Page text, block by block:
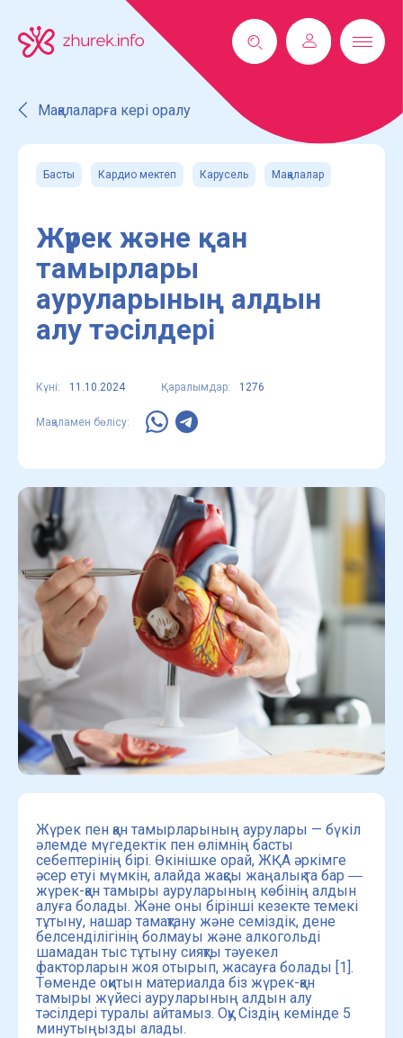
Мақалаларға кері оралу
Басты Кардио мектеп Карусель Мақалалар
Жүрек және қан
тамырлары
ауруларының алдын
алу тәсілдері
Күні: 11.10.2024 Қаралымдар: 1276
Мақаламен бөлісу:
Жүрек пен қан тамырларының аурулары — бүкіл
әлемде мүгедектік пен өлімнің басты
себептерінің бірі. Өкінішке орай, ЖҚА әркімге
әсер етуі мүмкін, алайда жақсы жаңалық та бар ―
жүрек-қан тамыры ауруларының көбінің алдын
алуға болады. Және оны бірінші кезекте темекі
тұтыну, нашар тамақтану және семіздік, дене
белсенділігінің болмауы және алкогольді
шамадан тыс тұтыну сияқты тәуекел
факторларын жоя отырып, жасауға болады [1].
Төменде оқитын материалда біз жүрек-қан
тамыры жүйесі ауруларының алдын алу
тәсілдері туралы айтамыз. Оқу Сіздің кемінде 5
минутыңызды алады.